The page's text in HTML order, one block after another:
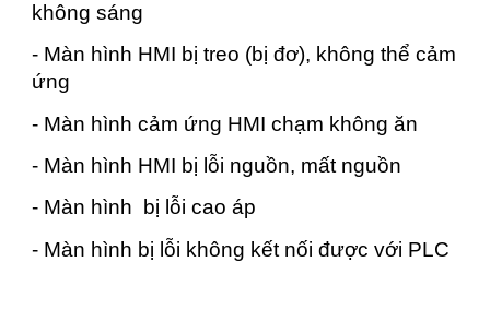
không sáng
- Màn hình HMI bị treo (bị đơ), không thể cảm
ứng
- Màn hình cảm ứng HMI chạm không ăn
- Màn hình HMI bị lỗi nguồn, mất nguồn
- Màn hình bị lỗi cao áp
- Màn hình bị lỗi không kết nối được với PLC